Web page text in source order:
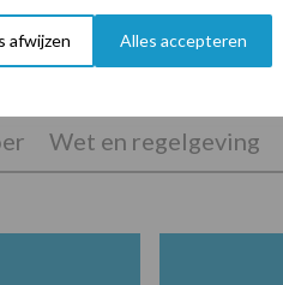
afwijzen Alles accepteren
Wet en regelgeving